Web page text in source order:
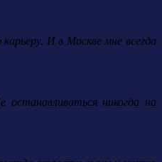
И в Москве мне всегда
никогда на